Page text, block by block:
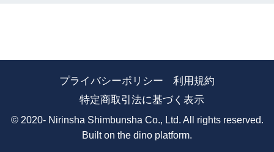
プライバシーポリシー
利用規約
特定商取引法に基づく表示
© 2020- Nirinsha Shimbunsha Co., Ltd. All rights reserved.
Built on the dino platform.